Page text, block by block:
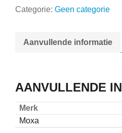
Categorie: Geen categorie
Aanvullende informatie
AANVULLENDE
Merk
Moxa